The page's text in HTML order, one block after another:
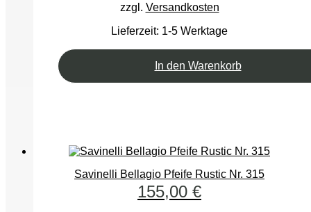
zzgl. Versandkosten
Lieferzeit: 1-5 Werktage
In den Warenkorb
Savinelli Bellagio Pfeife Rustic Nr. 315
155,00 €